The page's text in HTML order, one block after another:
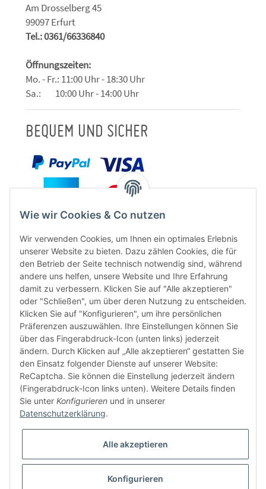
Am Drosselberg 45
99097 Erfurt
Tel.: 0361/66336840
Öffnungszeiten:
Mo. - Fr.: 11:00 Uhr - 18:30 Uhr
Sa.: 10:00 Uhr - 14:00 Uhr
BEQUEM UND SICHER
FÜR EUCH UNTERWEGS
Vertrag widerrufen
* Alle Preise inkl. gesetzlicher USt., zzgl.
Wie wir Cookies & Co nutzen
Wir verwenden Cookies, um Ihnen ein optimales Erlebnis
unserer Website zu bieten. Dazu zählen Cookies, die für
den Betrieb der Seite technisch notwendig sind, während
andere uns helfen, unsere Website und Ihre Erfahrung
damit zu verbessern. Klicken Sie auf "Alle akzeptieren"
oder "Schließen", um über deren Nutzung zu entscheiden.
Klicken Sie auf "Konfigurieren", um ihre persönlichen
Präferenzen auszuwählen. Ihre Einstellungen können Sie
über das Fingerabdruck-Icon (unten links) jederzeit
ändern. Durch Klicken auf „Alle akzeptieren“ gestatten Sie
den Einsatz folgender Dienste auf unserer Website:
ReCaptcha. Sie können die Einstellung jederzeit ändern
(Fingerabdruck-Icon links unten). Weitere Details finden
Sie unter Konfigurieren und in unserer
Datenschutzerklärung.
Alle akzeptieren
Konfigurieren